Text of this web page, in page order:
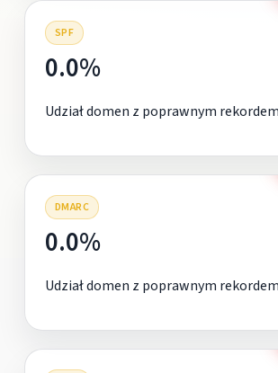
SPF
0.0%
Udział domen z poprawnym rekordem
DMARC
0.0%
Udział domen z poprawnym rekordem